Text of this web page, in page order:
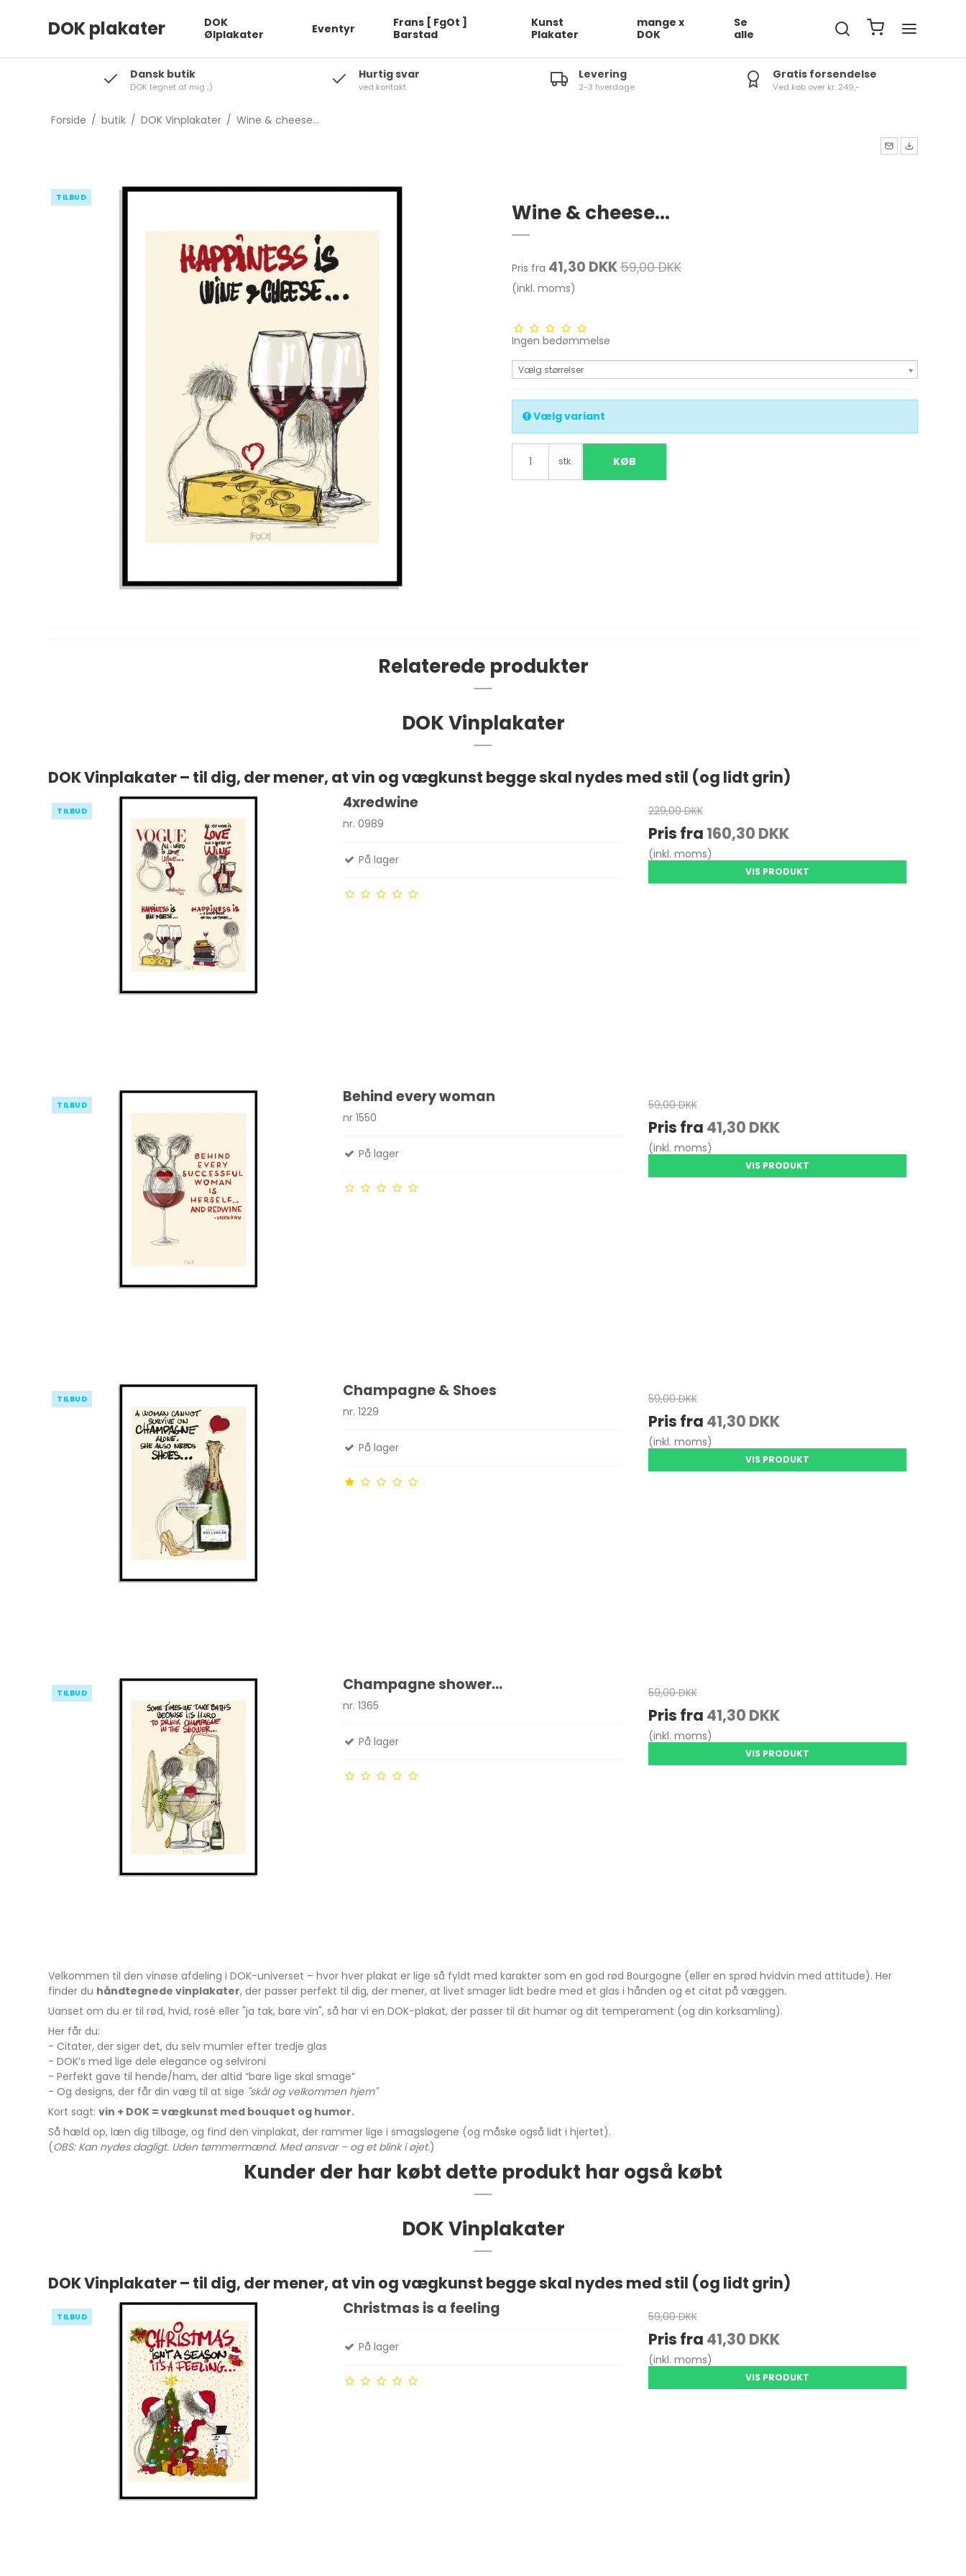
DOK plakater
DOK
Ølplakater
Eventyr
Frans [ FgOt ]
Barstad
Kunst
Plakater
mange x
DOK
Se
alle
Dansk butik
DOK tegnet af mig ;)
Hurtig svar
ved kontakt
Levering
2-3 hverdage
Gratis forsendelse
Ved køb over kr. 249,-
Forside / butik / DOK Vinplakater / Wine & cheese...
TILBUD
Wine & cheese...
Pris fra 41,30 DKK59,00 DKK
(inkl. moms)
Ingen bedømmelse
Vælg størrelser
Vælg variant
stk. KØB
Relaterede produkter
DOK Vinplakater
DOK Vinplakater – til dig, der mener, at vin og vægkunst begge skal nydes med stil (og lidt grin)
TILBUD 4xredwine
nr. 0989
På lager
229,00 DKK
Pris fra 160,30 DKK
(inkl. moms)
VIS PRODUKT
TILBUD Behind every woman
nr 1550
På lager
59,00 DKK
Pris fra 41,30 DKK
(inkl. moms)
VIS PRODUKT
TILBUD Champagne & Shoes
nr. 1229
På lager
59,00 DKK
Pris fra 41,30 DKK
(inkl. moms)
VIS PRODUKT
TILBUD Champagne shower...
nr. 1365
På lager
59,00 DKK
Pris fra 41,30 DKK
(inkl. moms)
VIS PRODUKT
Velkommen til den vinøse afdeling i DOK-universet – hvor hver plakat er lige så fyldt med karakter som en god rød Bourgogne (eller en sprød hvidvin med attitude). Her
finder du håndtegnede vinplakater, der passer perfekt til dig, der mener, at livet smager lidt bedre med et glas i hånden og et citat på væggen.
Uanset om du er til rød, hvid, rosé eller "ja tak, bare vin", så har vi en DOK-plakat, der passer til dit humør og dit temperament (og din korksamling).
Her får du:
- Citater, der siger det, du selv mumler efter tredje glas
- DOK’s med lige dele elegance og selvironi
- Perfekt gave til hende/ham, der altid “bare lige skal smage”
- Og designs, der får din væg til at sige "skål og velkommen hjem"
Kort sagt:vin + DOK = vægkunst med bouquet og humor.
Så hæld op, læn dig tilbage, og find den vinplakat, der rammer lige i smagsløgene (og måske også lidt i hjertet).
(OBS: Kan nydes dagligt. Uden tømmermænd. Med ansvar – og et blink i øjet.)
Kunder der har købt dette produkt har også købt
DOK Vinplakater
DOK Vinplakater – til dig, der mener, at vin og vægkunst begge skal nydes med stil (og lidt grin)
TILBUD Christmas is a feeling
På lager
59,00 DKK
Pris fra 41,30 DKK
(inkl. moms)
VIS PRODUKT